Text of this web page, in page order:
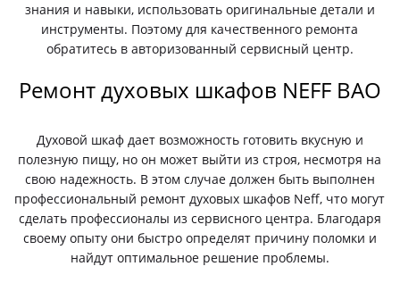
знания и навыки, использовать оригинальные детали и
инструменты. Поэтому для качественного ремонта
обратитесь в авторизованный сервисный центр.
Ремонт духовых шкафов NEFF ВАО
Духовой шкаф дает возможность готовить вкусную и
полезную пищу, но он может выйти из строя, несмотря на
свою надежность. В этом случае должен быть выполнен
профессиональный ремонт духовых шкафов Neff, что могут
сделать профессионалы из сервисного центра. Благодаря
своему опыту они быстро определят причину поломки и
найдут оптимальное решение проблемы.